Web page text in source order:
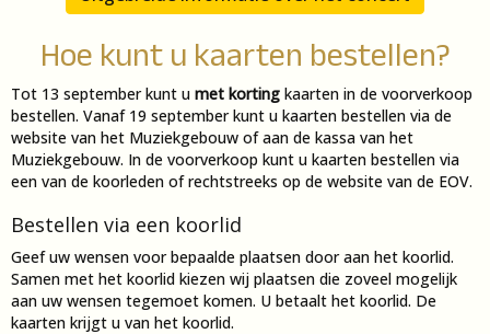
Hoe kunt u kaarten bestellen?
Tot 13 september kunt u met korting kaarten in de voorverkoop
bestellen. Vanaf 19 september kunt u kaarten bestellen via de
website van het Muziekgebouw of aan de kassa van het
Muziekgebouw. In de voorverkoop kunt u kaarten bestellen via
een van de koorleden of rechtstreeks op de website van de EOV.
Bestellen via een koorlid
Geef uw wensen voor bepaalde plaatsen door aan het koorlid.
Samen met het koorlid kiezen wij plaatsen die zoveel mogelijk
aan uw wensen tegemoet komen. U betaalt het koorlid. De
kaarten krijgt u van het koorlid.